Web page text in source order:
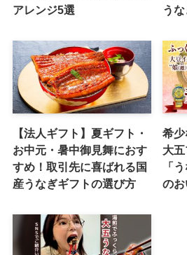
アレンジ5選
う
【法人ギフト】夏ギフト・
お中元・暑中御見舞におす
すめ！取引先に喜ばれる国
産うなぎギフトの選び方
希少
大
「
のお